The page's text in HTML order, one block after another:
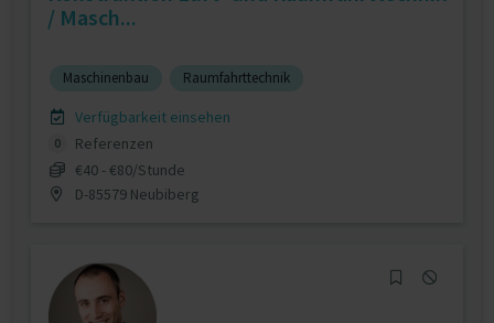
/ Masch...
Maschinenbau Raumfahrttechnik
Verfügbarkeit einsehen
0
Referenzen
€40 - €80/Stunde
D-85579 Neubiberg